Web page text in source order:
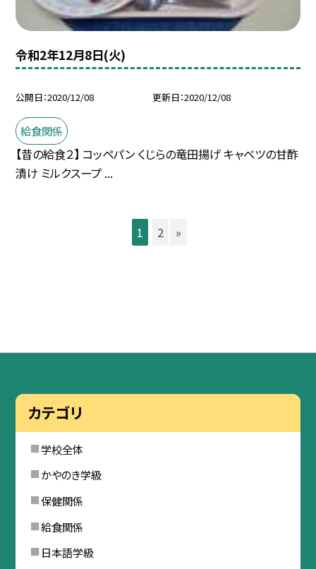
令和2年12月8日(火)
公開日 2020/12/08 更新日 2020/12/08
給食関係
【昔の給食２】 コッペパン くじらの竜田揚げ キャベツの甘酢
漬け ミルクスープ ...
1 2 »
カテゴリ
学校全体
かやのき学級
保健関係
給食関係
日本語学級